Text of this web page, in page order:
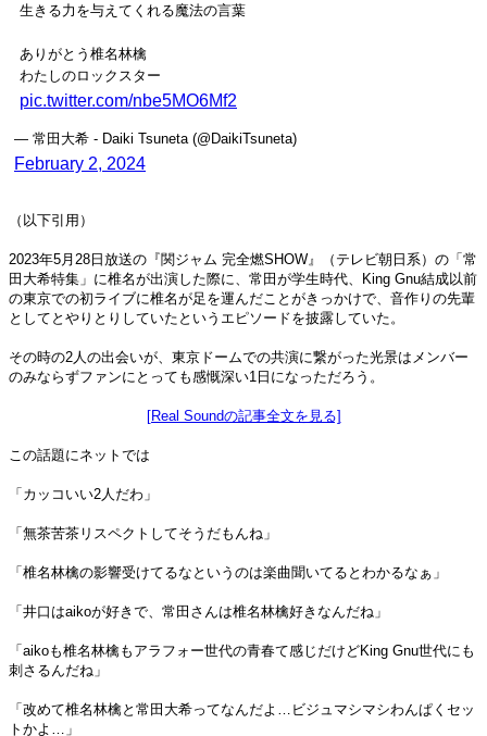
生きる力を与えてくれる魔法の言葉
ありがとう椎名林檎
わたしのロックスター
pic.twitter.com/nbe5MO6Mf2
— 常田大希 - Daiki Tsuneta (@DaikiTsuneta)
February 2, 2024
（以下引用）
2023年5月28日放送の『関ジャム 完全燃SHOW』（テレビ朝日系）の「常
田大希特集」に椎名が出演した際に、常田が学生時代、King Gnu結成以前
の東京での初ライブに椎名が足を運んだことがきっかけで、音作りの先輩
としてとやりとりしていたというエピソードを披露していた。
その時の2人の出会いが、東京ドームでの共演に繋がった光景はメンバー
のみならずファンにとっても感慨深い1日になっただろう。
[Real Soundの記事全文を見る]
この話題にネットでは
「カッコいい2人だわ」
「無茶苦茶リスペクトしてそうだもんね」
「椎名林檎の影響受けてるなというのは楽曲聞いてるとわかるなぁ」
「井口はaikoが好きで、常田さんは椎名林檎好きなんだね」
「aikoも椎名林檎もアラフォー世代の青春て感じだけどKing Gnu世代にも
刺さるんだね」
「改めて椎名林檎と常田大希ってなんだよ…ビジュマシマシわんぱくセッ
トかよ…」